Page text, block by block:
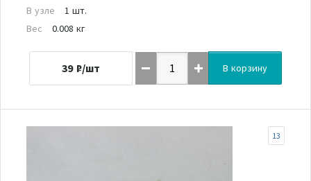
В узле
1 шт.
Вес
0.008 кг
39 ₽/шт В корзину
13